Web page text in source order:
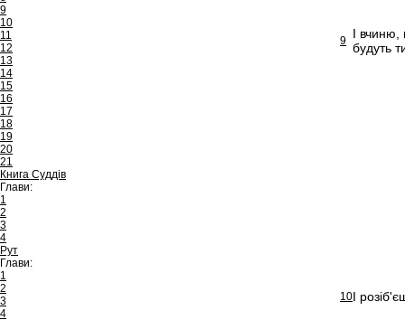
9
10
11
12
13
14
15
16
17
18
19
20
21
Книга Суддів
Глави:
1
2
3
4
Рут
Глави:
1
2
3
4
9 І вчиню,
будуть
10І